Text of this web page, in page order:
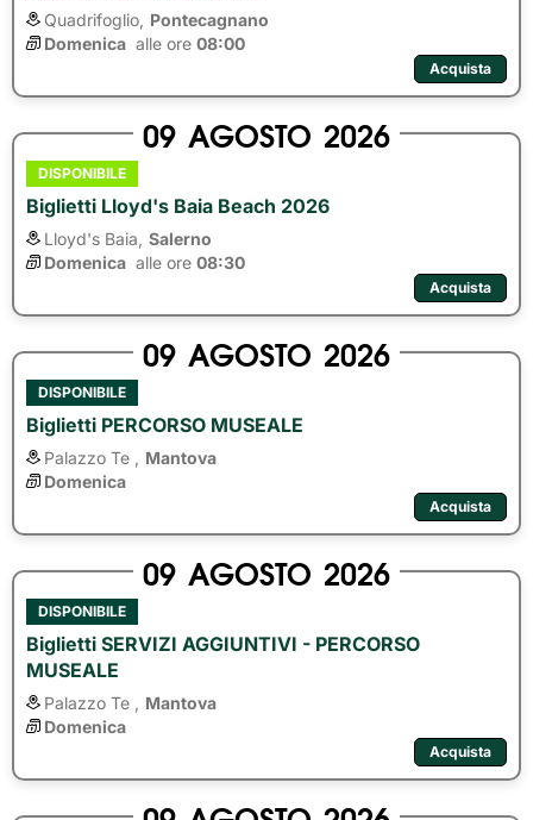
Quadrifoglio, Pontecagnano
Domenica alle ore 08:00
Acquista
09 AGOSTO 2026
DISPONIBILE
Biglietti Lloyd's Baia Beach 2026
Lloyd's Baia, Salerno
Domenica alle ore 08:30
Acquista
09 AGOSTO 2026
DISPONIBILE
Biglietti PERCORSO MUSEALE
Palazzo Te ,
Mantova
Domenica
Acquista
09 AGOSTO 2026
DISPONIBILE
Biglietti SERVIZI AGGIUNTIVI - PERCORSO
MUSEALE
Palazzo Te ,
Mantova
Domenica
Acquista